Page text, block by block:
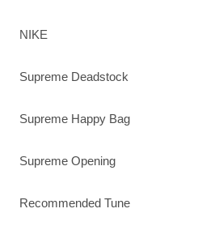
NIKE
Supreme Deadstock
Supreme Happy Bag
Supreme Opening
Recommended Tune